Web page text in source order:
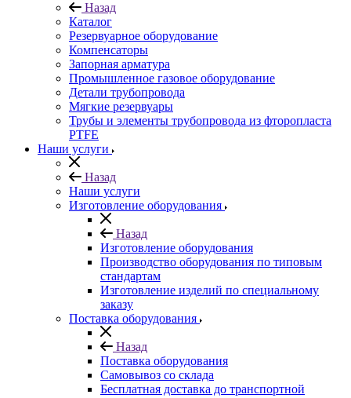
Назад
Каталог
Резервуарное оборудование
Компенсаторы
Запорная арматура
Промышленное газовое оборудование
Детали трубопровода
Мягкие резервуары
Трубы и элементы трубопровода из фторопласта
PTFE
Наши услуги
Назад
Наши услуги
Изготовление оборудования
Назад
Изготовление оборудования
Производство оборудования по типовым
стандартам
Изготовление изделий по специальному
заказу
Поставка оборудования
Назад
Поставка оборудования
Самовывоз со склада
Бесплатная доставка до транспортной